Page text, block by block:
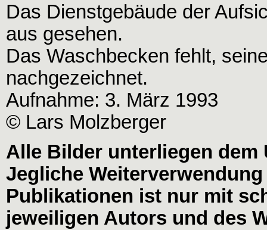
Das Dienstgebäude der
aus gesehen.
Das Waschbecken fehlt,
nachgezeichnet.
Aufnahme: 3. März 1993
© Lars Molzberger
Alle Bilder unterliegen dem
Jegliche
Publikationen ist nur mit
jeweiligen Autors und des